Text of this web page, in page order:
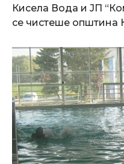
Кисела Вода и ЈП
се чистеше општина